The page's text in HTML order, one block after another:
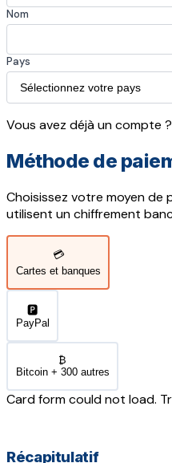
Nom
Pays
Vous avez déjà un compte ?
Méthode de
Choisissez votre moyen de
utilisent un chiffrement
💳
Cartes et banques
🅿️
PayPal
₿
Bitcoin + 300 autres
Card form could not load.
Récapitulatif